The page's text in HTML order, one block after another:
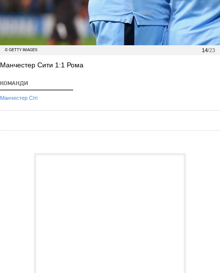
14/23
© GETTY IMAGES
Манчестер Сити 1:1 Рома
КОМАНДИ
Манчестер Сіті